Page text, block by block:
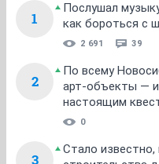
1
Послушал
как бороться с
2 691 39
2
По всему
арт-объекты —
настоящим
0
3
Стало известно,